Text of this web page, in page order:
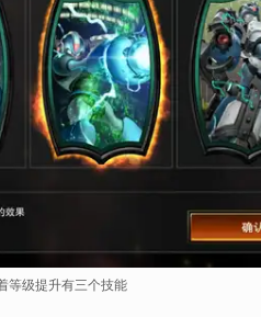
等级提升有三个技能